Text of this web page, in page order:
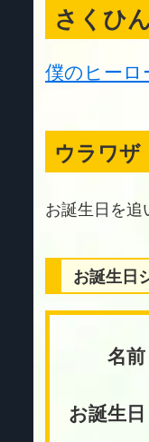
さくひ
僕のヒー
ウラワザ
お誕生日
名前
お誕生日